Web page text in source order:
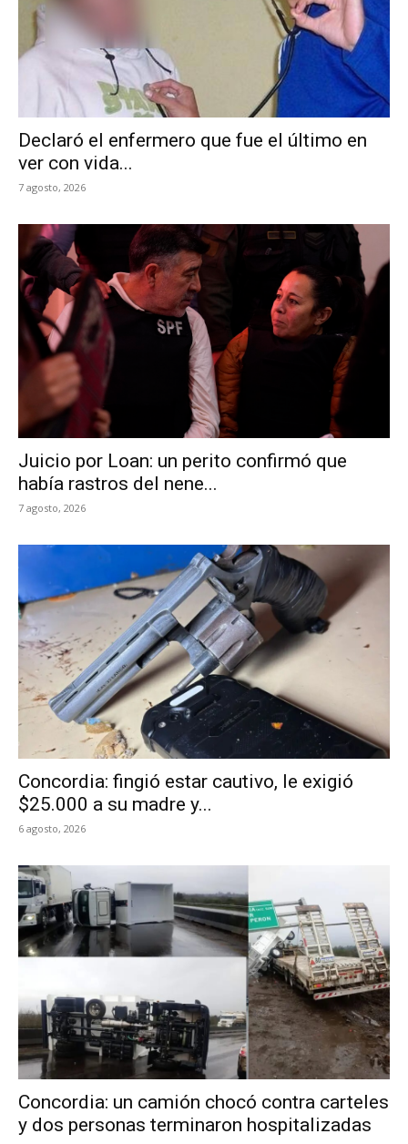
Declaró el enfermero que fue el último en
ver con vida...
7 agosto, 2026
Juicio por Loan: un perito confirmó que
había rastros del nene...
7 agosto, 2026
Concordia: fingió estar cautivo, le exigió
$25.000 a su madre y...
6 agosto, 2026
Concordia: un camión chocó contra carteles
y dos personas terminaron hospitalizadas